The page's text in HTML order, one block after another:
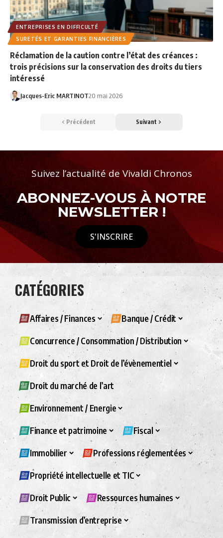
ENTREPRISES EN DIFFICULTÉ
SURETÉS ET GARANTIES FINANCIÈRES
Réclamation de la caution contre l’état des créances :
trois précisions sur la conservation des droits du tiers
intéressé
Jacques-Eric MARTINOT20 mai 2026
Précédent Suivant
Suivez l’actualité de Vivaldi Chronos
ABONNEZ-VOUS À NOTRE
NEWSLETTER !
S'INSCRIRE
CATÉGORIES
Affaires / Finances Banque / Crédit
Concurrence / Consommation / Distribution
Droit du sport et Droit de l’évènementiel
Droit du marché de l’art
Environnement / Energie
Finance et patrimoine Fiscal
Immobilier Professions réglementées
Propriété intellectuelle et TIC
Droit Public Ressources humaines
Transmission d’entreprise